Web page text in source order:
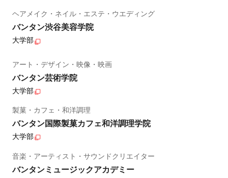
ヘアメイク・ネイル・エステ・ウエディング
バンタン渋谷美容学院
大学部
アート・デザイン・映像・映画
バンタン芸術学院
大学部
製菓・カフェ・和洋調理
バンタン国際製菓カフェ和洋調理学院
大学部
音楽・アーティスト・サウンドクリエイター
バンタンミュージックアカデミー